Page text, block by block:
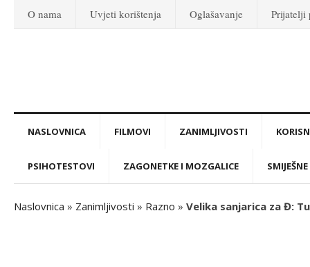
O nama Uvjeti korištenja Oglašavanje Prijatelji
NASLOVNICA FILMOVI ZANIMLJIVOSTI
PSIHOTESTOVI ZAGONETKE I MOZGALICE
Naslovnica » Zanimljivosti » Razno » Velika sanjarica za Đ: